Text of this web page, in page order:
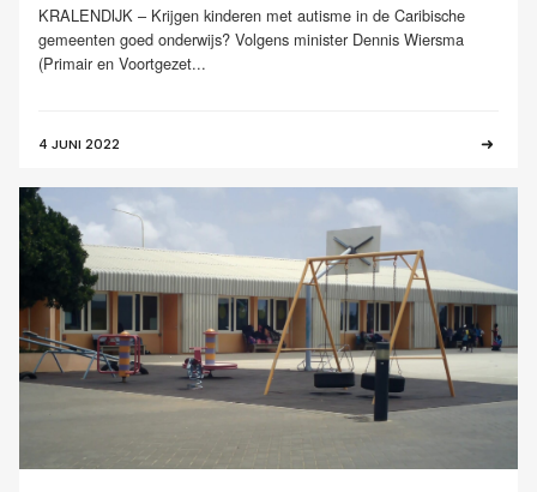
KRALENDIJK – Krijgen kinderen met autisme in de Caribische
gemeenten goed onderwijs? Volgens minister Dennis Wiersma
(Primair en Voortgezet...
4 JUNI 2022